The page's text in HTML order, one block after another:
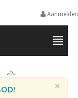
Aanmelden
×